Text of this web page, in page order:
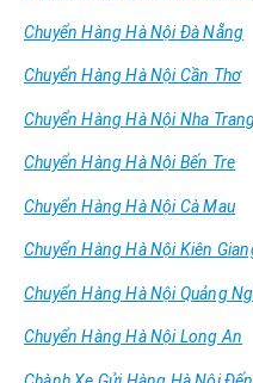
Chuyển Hàng Hà Nội Đà Nẵng
Chuyển Hàng Hà Nội Cần Thơ
Chuyển Hàng Hà Nội Nha
Chuyển Hàng Hà Nội Bến Tre
Chuyển Hàng Hà Nội Cà Mau
Chuyển Hàng Hà Nội Kiên
Chuyển Hàng Hà Nội Quảng
Chuyển Hàng Hà Nội Long An